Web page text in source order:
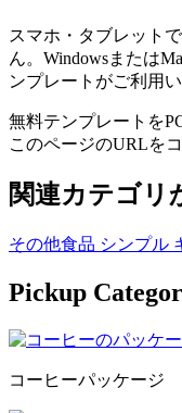
スマホ・タブレット
ん。Windowsまたは
ンプレートがご利用
無料テンプレートを
このページのURLを
関連カテゴリ
その他食品 シンプル
Pickup
コーヒーパッケージ